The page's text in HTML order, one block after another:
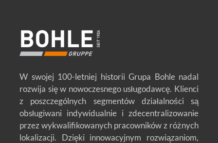
W swojej 100-letniej historii Grupa Bohle nadal
rozwija się w nowoczesnego usługodawcę. Klienci
z poszczególnych segmentów działalności są
obsługiwani indywidualnie i zdecentralizowanie
przez wykwalifikowanych pracowników z różnych
lokalizacji. Dzięki innowacyjnym rozwiązaniom,